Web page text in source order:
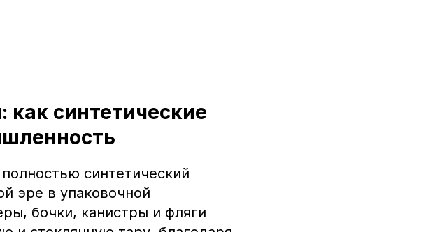
синтетические
синтетический
эре в упаковочной
бочки, канистры и фляги